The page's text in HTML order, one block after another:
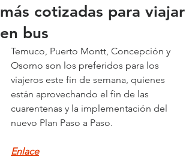
más cotizadas para viajar
en bus
Temuco, Puerto Montt, Concepción y
Osorno son los preferidos para los
viajeros este fin de semana, quienes
están aprovechando el fin de las
cuarentenas y la implementación del
nuevo Plan Paso a Paso.
Enlace